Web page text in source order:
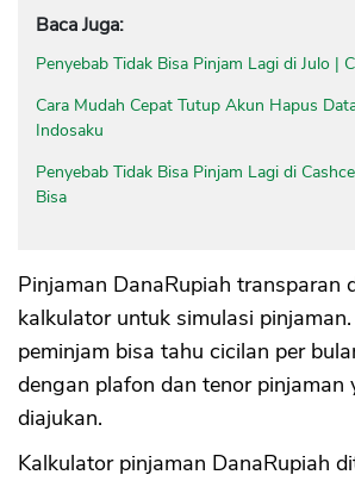
Baca Juga:
Penyebab Tidak Bisa Pinjam Lagi di Julo |
Cara Mudah Cepat Tutup Akun Hapus
Indosaku
Penyebab Tidak Bisa Pinjam Lagi di
Bisa
Pinjaman DanaRupiah transparan
kalkulator untuk simulasi pinjaman.
peminjam bisa tahu cicilan per
dengan plafon dan tenor pinjaman
diajukan.
Kalkulator pinjaman DanaRupiah